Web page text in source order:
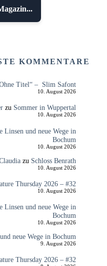
KOMMENTARE
Titel“ – Slim Safont
10. August 2026
zu Sommer in Wuppertal
10. August 2026
Linsen und neue Wege in
Bochum
10. August 2026
zu Schloss Benrath
10. August 2026
Thursday 2026 – #32
10. August 2026
Linsen und neue Wege in
Bochum
10. August 2026
neue Wege in Bochum
9. August 2026
Thursday 2026 – #32